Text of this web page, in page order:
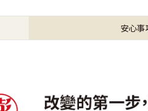
安心事